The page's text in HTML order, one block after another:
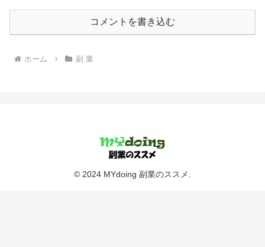
コメントを書き込む
ホーム 副 業
© 2024 MYdoing 副業のススメ.